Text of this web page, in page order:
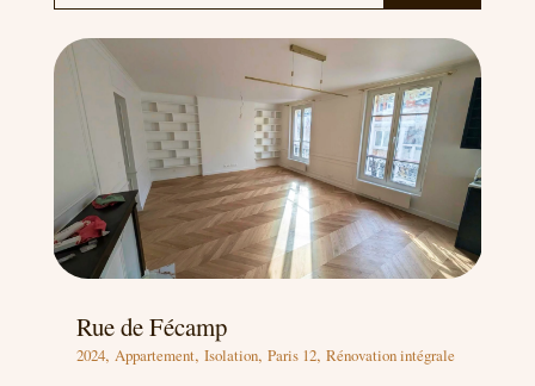
Rue de Fécamp
2024, Appartement, Isolation, Paris 12, Rénovation intégrale